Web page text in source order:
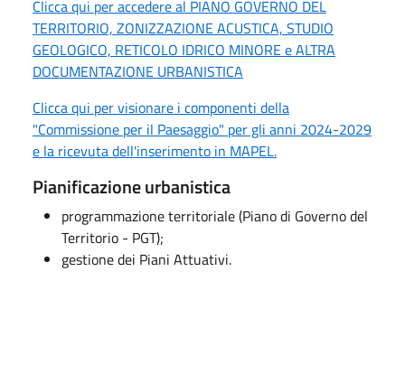
Clicca qui per accedere al PIANO GOVERNO DEL
TERRITORIO, ZONIZZAZIONE ACUSTICA, STUDIO
GEOLOGICO, RETICOLO IDRICO MINORE e ALTRA
DOCUMENTAZIONE URBANISTICA
Clicca qui per visionare i componenti della
"Commissione per il Paesaggio" per gli anni 2024-2029
e la ricevuta dell'inserimento in MAPEL.
Pianificazione urbanistica
programmazione territoriale (Piano di Governo del
Territorio - PGT);
gestione dei Piani Attuativi.